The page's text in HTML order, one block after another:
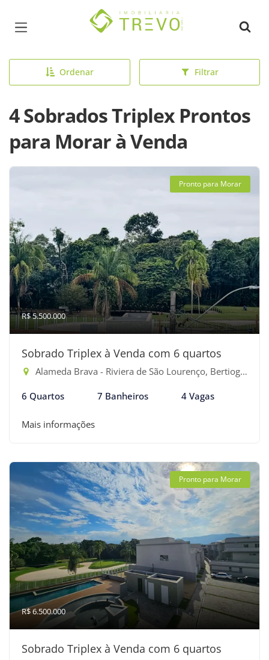
Página inicial
Ordenar Filtrar
4 Sobrados Triplex Prontos
para Morar à Venda
Pronto para Morar
R$ 5.500.000
Sobrado Triplex à Venda com 6 quartos
Alameda Brava - Riviera de São Lourenço, Bertioga-SP
6 Quartos 7 Banheiros 4 Vagas
Mais informações
Pronto para Morar
R$ 6.500.000
Sobrado Triplex à Venda com 6 quartos